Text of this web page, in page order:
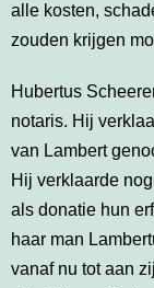
alle kosten,
zouden krijgen
Hubertus
notaris. Hij
van Lambert
Hij verklaarde
als donatie hun
haar man
vanaf nu tot aan